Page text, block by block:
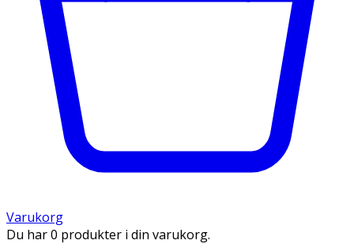
Varukorg
Du har 0 produkter i din varukorg.